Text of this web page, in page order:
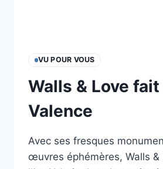
VU POUR VOUS
Walls & Love
Valence
Avec ses fresques
œuvres éphémères, Walls &